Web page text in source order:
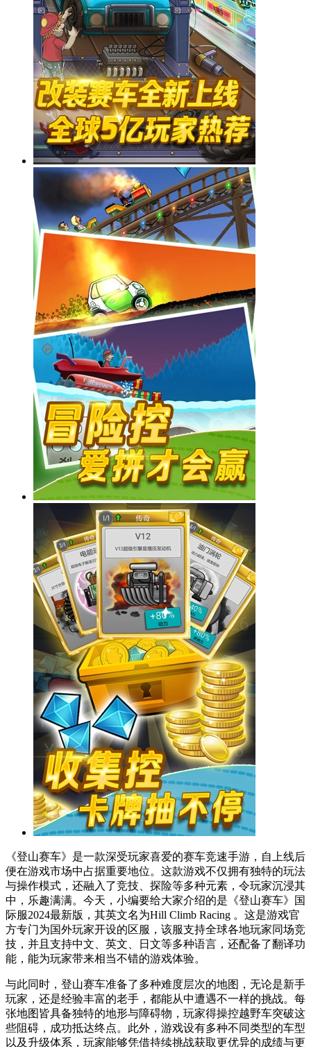
《登山赛车》是一款深受玩家喜爱的赛车竞速手游，自上线后
便在游戏市场中占据重要地位。这款游戏不仅拥有独特的玩法
与操作模式，还融入了竞技、探险等多种元素，令玩家沉浸其
中，乐趣满满。今天，小编要给大家介绍的是《登山赛车》国
际服2024最新版，其英文名为Hill Climb Racing 。这是游戏官
方专门为国外玩家开设的区服，该服支持全球各地玩家同场竞
技，并且支持中文、英文、日文等多种语言，还配备了翻译功
能，能为玩家带来相当不错的游戏体验。
与此同时，登山赛车准备了多种难度层次的地图，无论是新手
玩家，还是经验丰富的老手，都能从中遭遇不一样的挑战。每
张地图皆具备独特的地形与障碍物，玩家得操控越野车突破这
些阻碍，成功抵达终点。此外，游戏设有多种不同类型的车型
以及升级体系，玩家能够凭借持续挑战获取更优异的成绩与更